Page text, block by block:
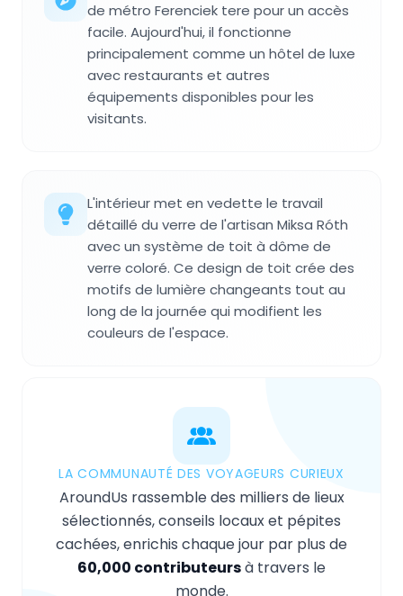
de métro Ferenciek tere pour un accès
facile. Aujourd'hui, il fonctionne
principalement comme un hôtel de luxe
avec restaurants et autres
équipements disponibles pour les
visitants.
L'intérieur met en vedette le travail
détaillé du verre de l'artisan Miksa Róth
avec un système de toit à dôme de
verre coloré. Ce design de toit crée des
motifs de lumière changeants tout au
long de la journée qui modifient les
couleurs de l'espace.
LA COMMUNAUTÉ DES VOYAGEURS CURIEUX
AroundUs rassemble des milliers de lieux
sélectionnés, conseils locaux et pépites
cachées, enrichis chaque jour par plus de
60,000 contributeursà travers le
monde.